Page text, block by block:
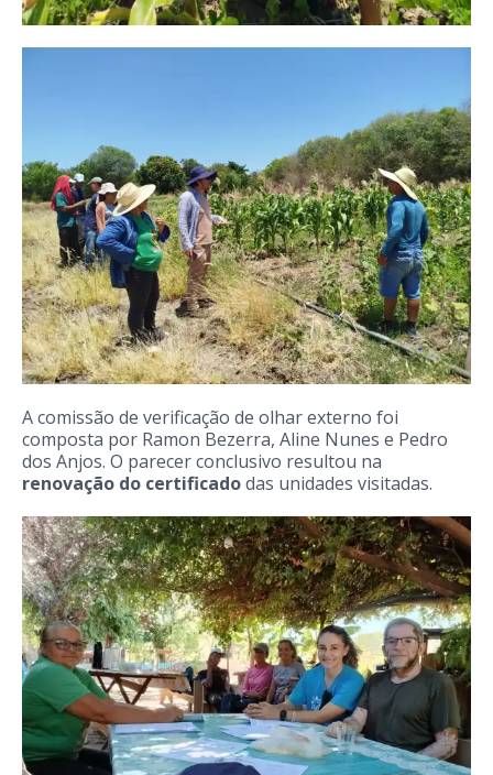
A comissão de verificação de olhar externo foi
composta por Ramon Bezerra, Aline Nunes e Pedro
dos Anjos. O parecer conclusivo resultou na
renovação do certificadodas unidades visitadas.